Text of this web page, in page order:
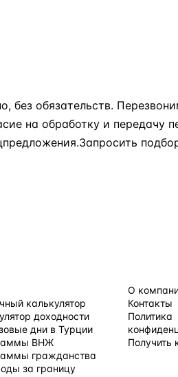
обязательств.
на обработку и передачу
Запросить
калькулятор
доходности
дни в Турции
ВНЖ
гражданства
за границу
О
Контакты
Политика
Получить